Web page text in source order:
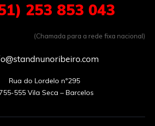
253 853 043
(Chamada para a rede fixa nacional)
Rua do Lordelo nº295